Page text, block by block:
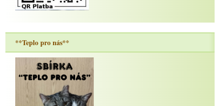
**Teplo pro nás**